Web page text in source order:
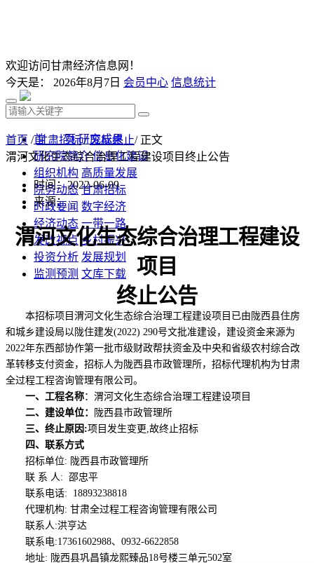
欢迎访问甘肃经济信息网！
今天是： 2026年8月7日 会员中心 信息统计
首 页 研究成果
研究院简介 信息化建设
组织机构 高质量发展
院务动态 甘肃招标
时政要闻 数字经济
经济动态 一带一路
发改视点 乡村振兴
投资分析 发展规划
监测预测 文库下载
首页 /甘肃招标/废标终止/ 正文
渭河文化生态综合治理工程建设项目终止公告
时间：2022-06-09
来源：
渭河文化生态综合治理工程建设
项目
终止公告
本招标项目渭河文化生态综合治理工程建设项目已由陇西县住房
和城乡建设局以陇住建发(2022) 290号文批准建设，建设资金来源为
2022年东西部协作第一批市级财政帮扶资金及中央和省级农村综合改
革转移支付资金，招标人为陇西县市政管理所，招标代理机构为甘肃
全过程工程咨询管理有限公司。
一、工程名称：渭河文化生态综合治理工程建设项目
二、建设单位：
陇西县市政管理所
三、终止原因 :项目发生变更,故终止招标
四、联系方式
招标单位: 陇西县市政管理所
联 系 人: 邵忠平
联系电话: 18893238818
代理机构: 甘肃全过程工程咨询管理有限公司
联系人:洪亨达
联系电:17361602988、 0932-6622858
地址: 陇西县巩昌镇龙熙臻品18号楼三单元502室